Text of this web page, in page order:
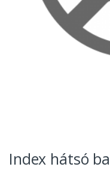
Index hátsó